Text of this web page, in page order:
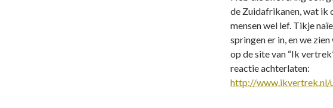
de Zuidafrikanen, wat ik
mensen wel lef. Tikje
springen er in, en we
op de site van “Ik
reactie achterlaten:
http://www.ikvertrek.nl/